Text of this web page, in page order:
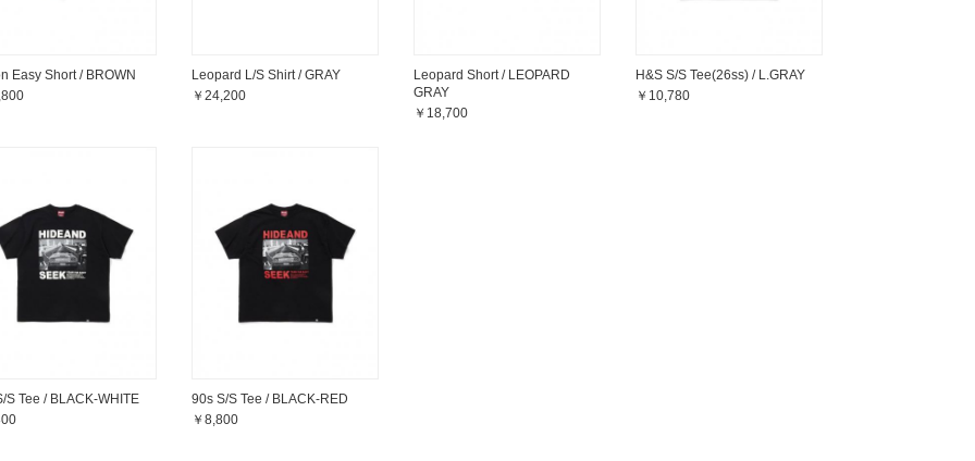
Easy Short / BROWN
Leopard L/S Shirt / GRAY
￥24,200
Leopard Short / LEOPARD
GRAY
￥18,700
H&S S/S Tee(26ss) / L.GRAY
￥10,780
S Tee / BLACK-WHITE
90s S/S Tee / BLACK-RED
￥8,800